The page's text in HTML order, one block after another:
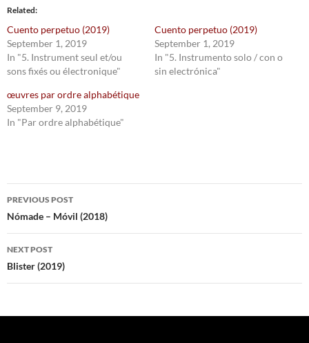
Related
Cuento perpetuo (2019)
September 1, 2019
In "5. Instrument seul et/ou
sons fixés ou électronique"
Cuento perpetuo (2019)
September 1, 2019
In "5. Instrumento solo / con o
sin electrónica"
œuvres par ordre alphabétique
September 9, 2019
In "Par ordre alphabétique"
Post
navigation
PREVIOUS POST
Nómade – Móvil (2018)
NEXT POST
Blister (2019)